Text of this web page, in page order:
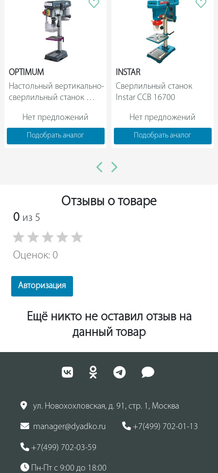
OPTIMUM
Настольный вертикально-
сверлильный станок
B14basic 3008014
Нет предложений
Подобрать аналог
INSTAR
Сверлильный станок
Нет предложений
Подобрать аналог
Отзывы о товаре
0 из 5
Оценок: 0
Авторизация
Ещё никто не оставил отзыв на
данный товар
ул. Новохохловская, д. 91, стр. 1, Москва
manager@dyadko.ru +7(499) 702-01-13
+7(499) 702-03-59
Пн-Пт с 9:00 до 18:00